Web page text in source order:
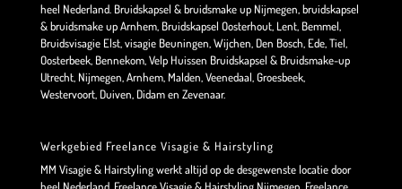
heel Nederland. Bruidskapsel & bruidsmake up Nijmegen, bruidskapsel
& bruidsmake up Arnhem, Bruidskapsel Oosterhout, Lent, Bemmel,
Bruidsvisagie Elst, visagie Beuningen, Wijchen, Den Bosch, Ede, Tiel,
Oosterbeek, Bennekom, Velp Huissen Bruidskapsel & Bruidsmake-up
Utrecht, Nijmegen, Arnhem, Malden, Veenedaal, Groesbeek,
Westervoort, Duiven, Didam en Zevenaar.
Werkgebied Freelance Visagie & Hairstyling
MM Visagie & Hairstyling werkt altijd op de desgewenste locatie door